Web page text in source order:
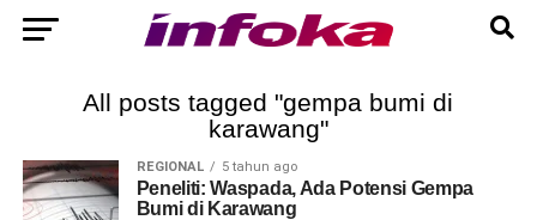
All posts tagged "gempa bumi di
karawang"
REGIONAL 5 tahun ago
Peneliti: Waspada, Ada Potensi Gempa
Bumi di Karawang